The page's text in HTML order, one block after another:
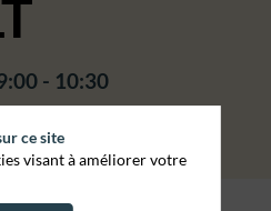
- 10:30
ce site
visant à améliorer votre